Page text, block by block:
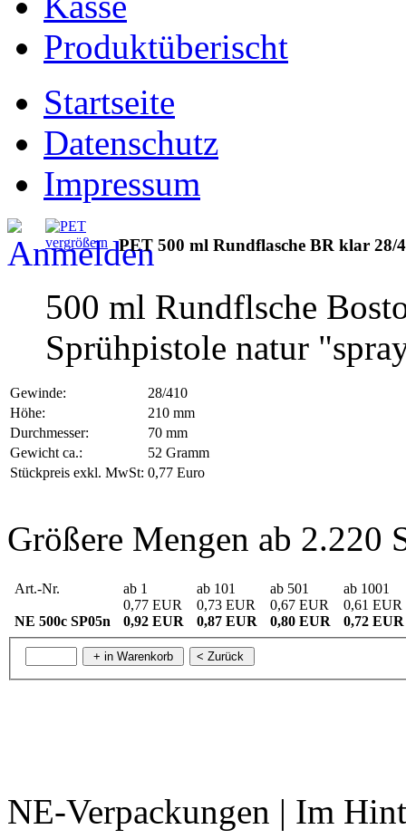
Produktüberischt
Startseite
Datenschutz
Impressum
vergrößern PET 500 ml Rundflasche BR klar 28/
500 ml Rundflsche
Sprühpistole natur
Gewinde:
28/410
Höhe:
210 mm
Durchmesser:
70 mm
Gewicht ca.:
52 Gramm
Stückpreis exkl. MwSt: 0,77 Euro
Größere Mengen ab 2.220
Art.-Nr.
NE 500c SP05n
ab 1
0,77 EUR
0,92 EUR
ab 101
0,73 EUR
0,87 EUR
ab 501
0,67 EUR
0,80 EUR
ab 1001
0,61 EUR
0,72 EUR
NE-Verpackungen | Im